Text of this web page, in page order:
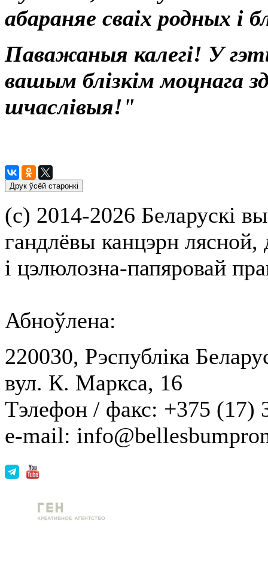
абараняе сваіх родных і
Паважаныя калегі! У
вашым блізкім моцнага
шчаслівыя!"
(с) 2014-2026 Беларускі
гандлёвы канцэрн лясной,
і цэлюлозна-папяровай
Абноўлена:
220030, Рэспубліка
вул. К. Маркса, 16
Тэлефон / факс: +375 (17)
e-mail: